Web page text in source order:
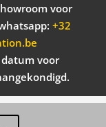
voor
:+32
voor